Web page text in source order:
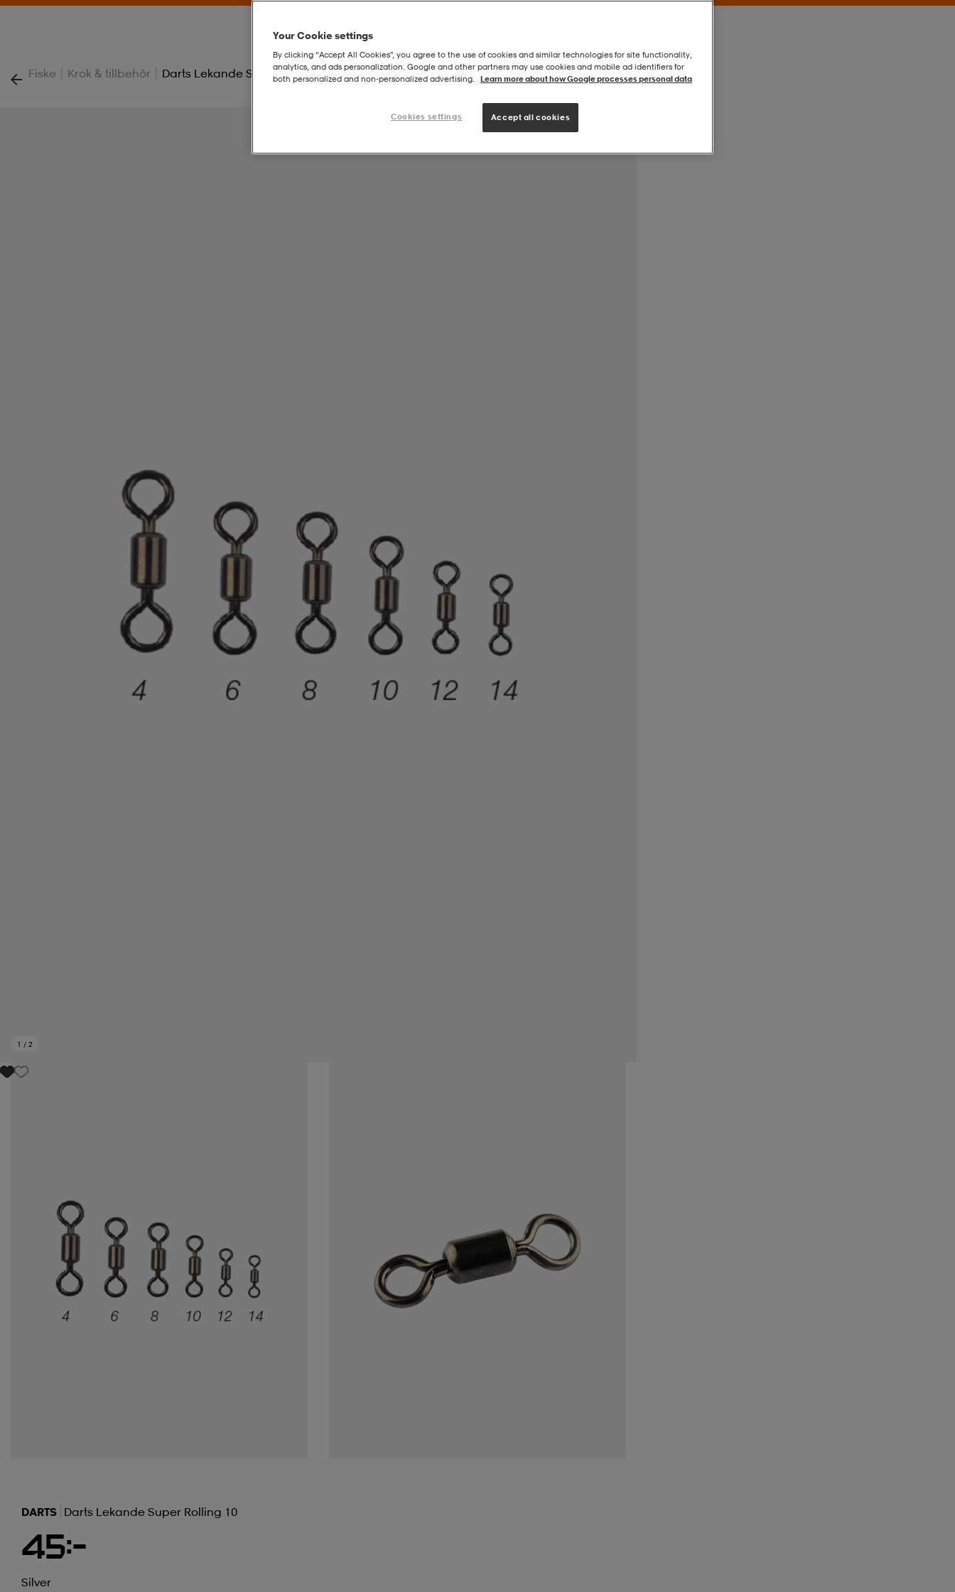
Fiske | Krok & tillbehör | Darts Lekande Super Rolling 10
1 / 2
DARTS Darts Lekande Super Rolling 10
45:-
Silver
Your Cookie settings
By clicking “Accept All Cookies”, you agree to the use of cookies and similar technologies for site functionality,
analytics, and ads personalization. Google and other partners may use cookies and mobile ad identifiers for
both personalized and non‑personalized advertising.
Learn more about how Google processes personal data
Cookies settings Accept all cookies